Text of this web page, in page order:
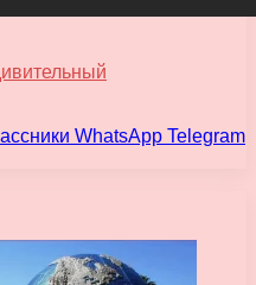
WhatsApp Telegram